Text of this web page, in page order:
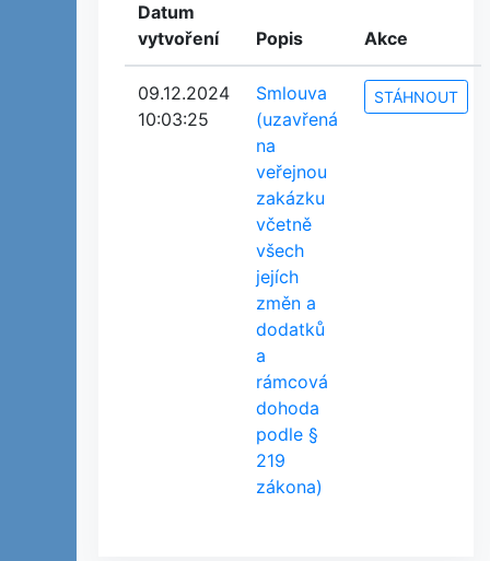
Datum
vytvoření
Popis Akce
09.12.2024
10:03:25
Smlouva
(uzavřená
na
veřejnou
zakázku
včetně
všech
jejích
změn a
dodatků
a
rámcová
dohoda
podle §
219
zákona)
STÁHNOUT